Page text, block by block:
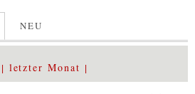
NEU
letzter Monat